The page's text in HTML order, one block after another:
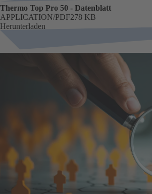
Thermo Top Pro 50 - Datenblatt
Größe
278 KB
FORMAT
APPLICATION/PDF
Herunterladen